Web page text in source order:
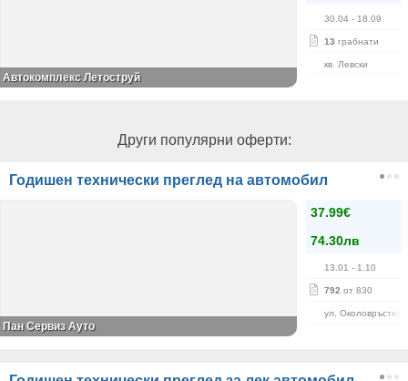
30.04 - 18.09
13 грабнати
кв. Левски
Автокомплекс Летоструй
Други популярни оферти:
Годишен технически преглед на автомобил
37.99€
74.30лв
13.01 - 1.10
792 от 830
ул. Околовръстен
Пан Сервиз Ауто